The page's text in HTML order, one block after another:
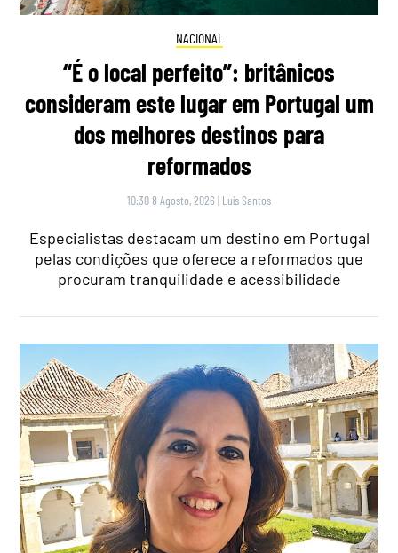
NACIONAL
“É o local perfeito”: britânicos
consideram este lugar em Portugal um
dos melhores destinos para
reformados
10:30 8 Agosto, 2026 | Luís Santos
Especialistas destacam um destino em Portugal
pelas condições que oferece a reformados que
procuram tranquilidade e acessibilidade